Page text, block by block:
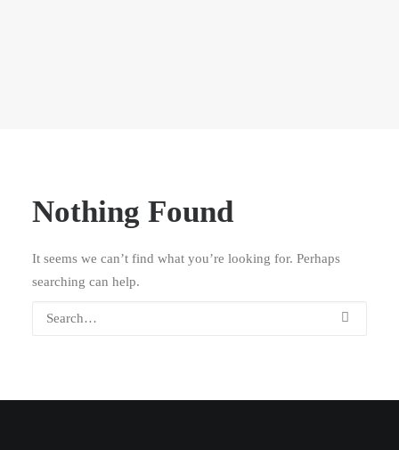
Nothing Found
It seems we can’t find what you’re looking for. Perhaps
searching can help.